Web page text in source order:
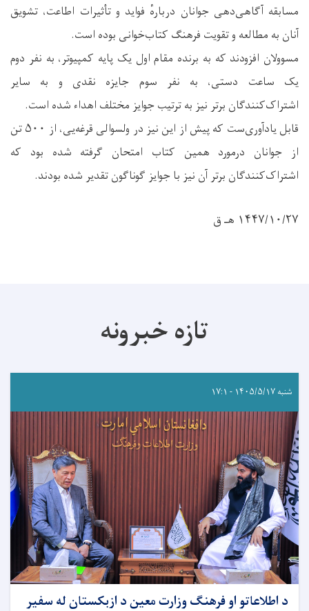
مسابقه آگاهی‌دهی جوانان دربارهٔ فواید و تأثیرات اطاعت، تشویق
آنان به مطالعه و تقویت فرهنگ کتاب‌خوانی بوده است.
مسوولان افزودند که به برنده مقام اول یک پایه کمپیوتر، به نفر دوم
یک ساعت دستی، به نفر سوم جایزه نقدی و به سایر
اشتراک‌کنندگان برتر نیز به ترتیب جوایز مختلف اهداء شده است.
قابل یادآوری‌ست که پیش از این نیز در ولسوالی قرغه‌یی، از ۵۰۰ تن
از جوانان درمورد همین کتاب امتحان گرفته شده بود که
اشتراک‌کنندگان برتر آن نیز با جوایز گوناگون تقدیر شده بودند.
۱۴۴۷/۱۰/۲۷ هـ ق
تازه خبرونه
شنبه ۱۴۰۵/۵/۱۷ - ۱۷:۱
د اطلاعاتو او فرهنګ وزارت معین د ازبکستان له سفیر